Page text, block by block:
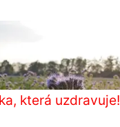
která uzdravuje!